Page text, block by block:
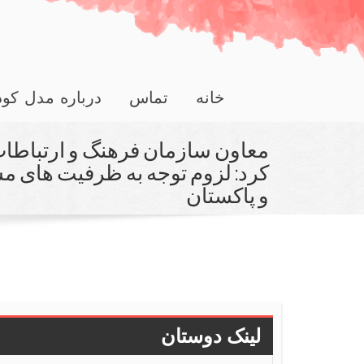
خانه تماس درباره مدل
معاون سازمان فرهنگ و
كرد: لزوم توجه به ظرفیت های
و پاكستان
لینک دوستان